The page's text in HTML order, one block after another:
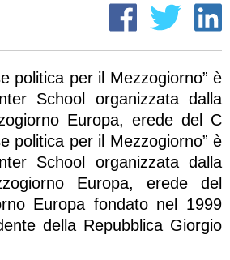
politica per il Mezzogiorno” è
School organizzata dalla
Europa, erede del C
politica per il Mezzogiorno” è
School organizzata dalla
Europa, erede del
Europa fondato nel 1999
della Repubblica Giorgio